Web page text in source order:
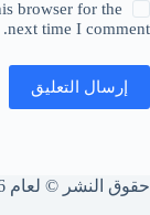
browser for the
next time I comment.
إرسال التعليق
حقوق النشر © لعام 2026 محفوظة لموقع JistGoal